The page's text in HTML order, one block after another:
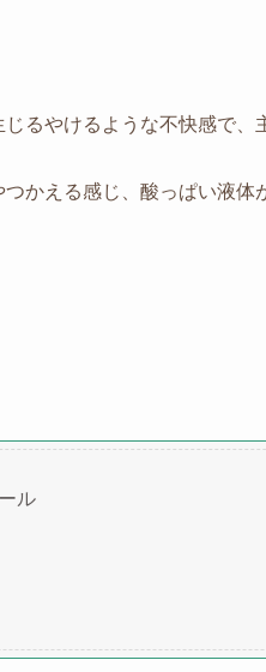
るやけるような不快感で、
かえる感じ、酸っぱい液体
ル